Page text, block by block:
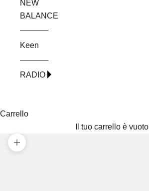
NEW
BALANCE
Keen
RADIO
Carrello
Il tuo carrello è vuoto
Ingrandisci immagine